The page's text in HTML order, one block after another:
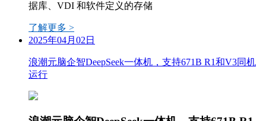
据库、VDI 和软件定义的存储
了解更多 >
2025年04月02日
浪潮元脑企智DeepSeek一体机，支持671B R1和V3同机
运行